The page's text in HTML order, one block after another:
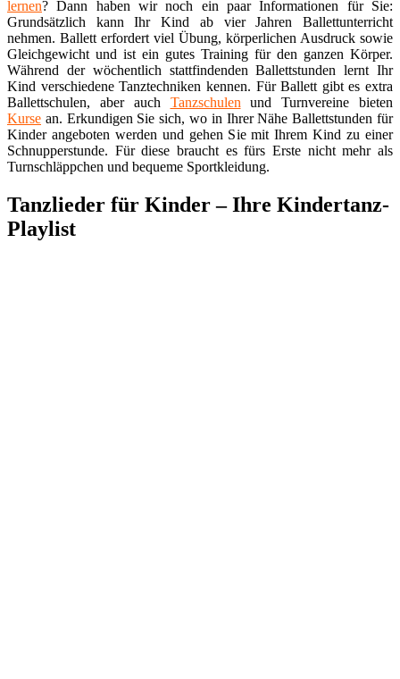
lernen? Dann haben wir noch ein paar Informationen für Sie:
Grundsätzlich kann Ihr Kind ab vier Jahren Ballettunterricht
nehmen. Ballett erfordert viel Übung, körperlichen Ausdruck sowie
Gleichgewicht und ist ein gutes Training für den ganzen Körper.
Während der wöchentlich stattfindenden Ballettstunden lernt Ihr
Kind verschiedene Tanztechniken kennen. Für Ballett gibt es extra
Ballettschulen, aber auch Tanzschulen und Turnvereine bieten
Kurse an. Erkundigen Sie sich, wo in Ihrer Nähe Ballettstunden für
Kinder angeboten werden und gehen Sie mit Ihrem Kind zu einer
Schnupperstunde. Für diese braucht es fürs Erste nicht mehr als
Turnschläppchen und bequeme Sportkleidung.
Tanzlieder für Kinder – Ihre Kindertanz-
Playlist